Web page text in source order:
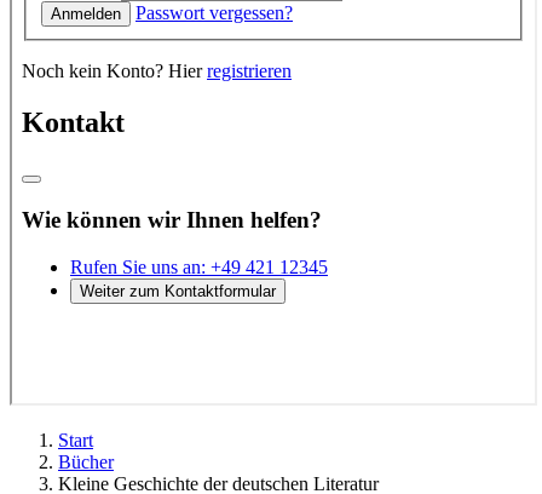
Start
Bücher
Kleine Geschichte der deutschen Literatur